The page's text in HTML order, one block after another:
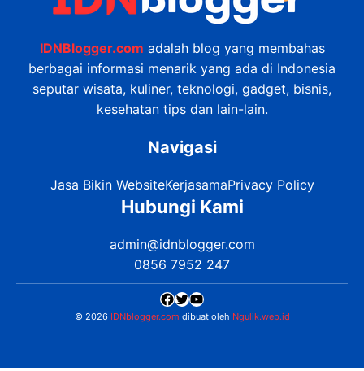
IDNBlogger.com adalah blog yang membahas
berbagai informasi menarik yang ada di Indonesia
seputar wisata, kuliner, teknologi, gadget, bisnis,
kesehatan tips dan lain-lain.
Navigasi
Jasa Bikin WebsiteKerjasamaPrivacy Policy
Hubungi Kami
admin@idnblogger.com
0856 7952 247
Facebook
Twitter
YouTube
© 2026 IDNblogger.com dibuat oleh Ngulik.web.id